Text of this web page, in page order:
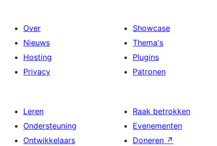
Over
Nieuws
Hosting
Privacy
Showcase
Thema's
Plugins
Patronen
Leren
Ondersteuning
Ontwikkelaars
Raak betrokken
Evenementen
Doneren ↗